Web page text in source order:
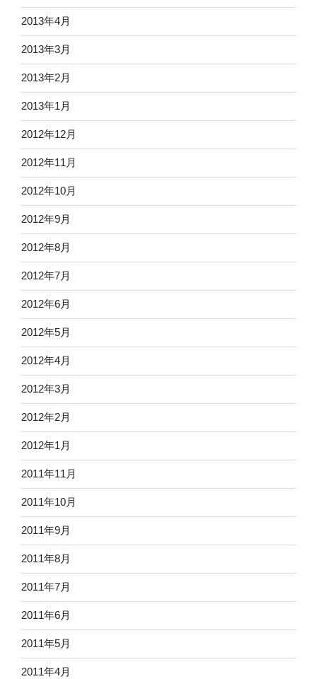
2013年4月
2013年3月
2013年2月
2013年1月
2012年12月
2012年11月
2012年10月
2012年9月
2012年8月
2012年7月
2012年6月
2012年5月
2012年4月
2012年3月
2012年2月
2012年1月
2011年11月
2011年10月
2011年9月
2011年8月
2011年7月
2011年6月
2011年5月
2011年4月